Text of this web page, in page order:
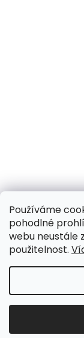
Používáme
pohodlné
webu neustále
použitelnost.
31.7.-8.8.
po